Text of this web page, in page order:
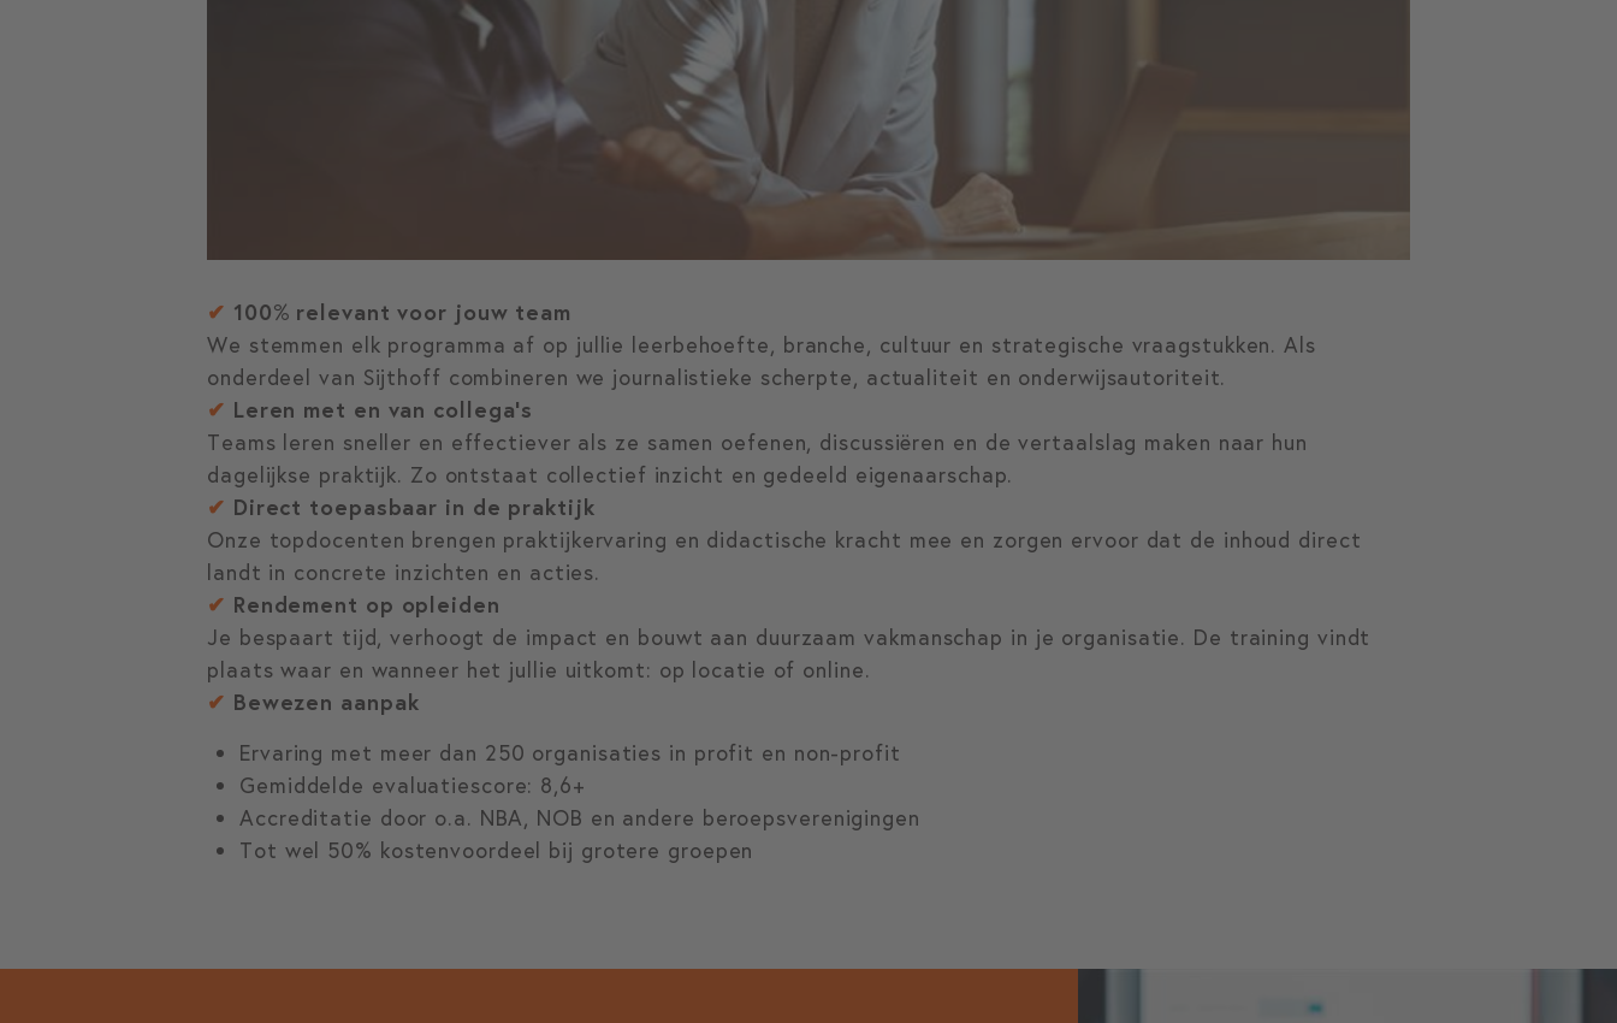
✔ 100% relevant voor jouw team
We stemmen elk programma af op jullie leerbehoefte, branche, cultuur en strategische vraagstukken. Als
onderdeel van Sijthoff combineren we journalistieke scherpte, actualiteit en onderwijsautoriteit.
✔ Leren met en van collega’s
Teams leren sneller en effectiever als ze samen oefenen, discussiëren en de vertaalslag maken naar hun
dagelijkse praktijk. Zo ontstaat collectief inzicht en gedeeld eigenaarschap.
✔ Direct toepasbaar in de praktijk
Onze topdocenten brengen praktijkervaring en didactische kracht mee en zorgen ervoor dat de inhoud direct
landt in concrete inzichten en acties.
✔ Rendement op opleiden
Je bespaart tijd, verhoogt de impact en bouwt aan duurzaam vakmanschap in je organisatie. De training vindt
plaats waar en wanneer het jullie uitkomt: op locatie of online.
✔ Bewezen aanpak
Ervaring met meer dan 250 organisaties in profit en non-profit
Gemiddelde evaluatiescore: 8,6+
Accreditatie door o.a. NBA, NOB en andere beroepsverenigingen
Tot wel 50% kostenvoordeel bij grotere groepen